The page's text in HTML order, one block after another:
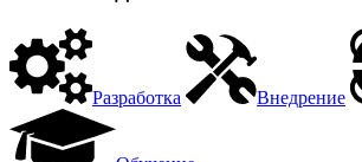
Разработка Внедрение